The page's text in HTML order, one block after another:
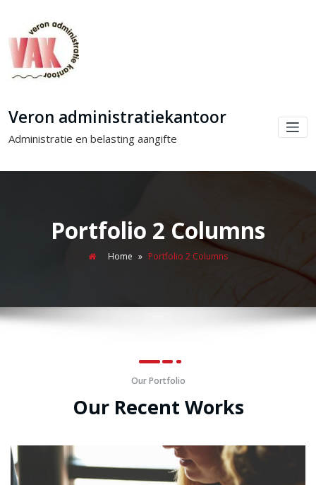
Veron administratiekantoor
Administratie en belasting aangifte
Portfolio 2 Columns
Home » Portfolio 2 Columns
Our Portfolio
Our Recent Works